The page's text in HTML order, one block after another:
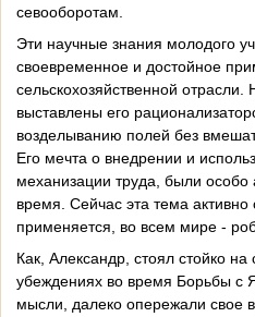
севооборотам.
Эти научные знания молодого
своевременное и достойное
сельскохозяйственной
выставлены его
возделыванию полей без
Его мечта о внедрении и
механизации труда, были
время. Сейчас эта тема
применяется, во всем мире -
Как, Александр, стоял стойко на
убеждениях во время Борьбы с
мысли, далеко опережали свое